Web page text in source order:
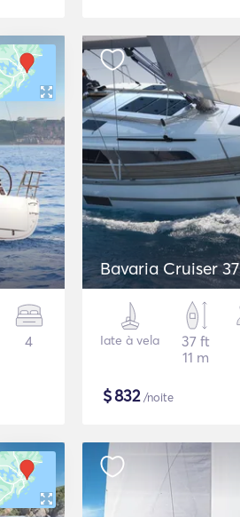
4
Bavaria Cruiser 37
Iate à vela
37 ft
11 m
$832/noite